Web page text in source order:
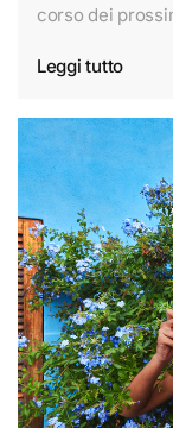
corso dei
Leggi tutto